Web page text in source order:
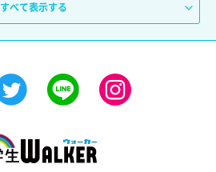
すべて表示する